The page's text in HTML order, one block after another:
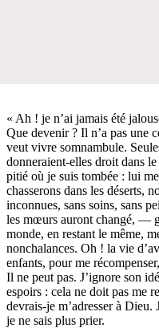
« Ah ! je n’ai jamais été
Que devenir ? Il n’a pas une
veut vivre somnambule.
donneraient-elles droit dans
pitié où je suis tombée : lui
chasserons dans les déserts,
inconnues, sans soins, sans
les mœurs auront changé, —
monde, en restant le même,
nonchalances. Oh ! la vie
enfants, pour me
Il ne peut pas. J’ignore son
espoirs : cela ne doit pas me
devrais-je m’adresser à Dieu.
je ne sais plus prier.